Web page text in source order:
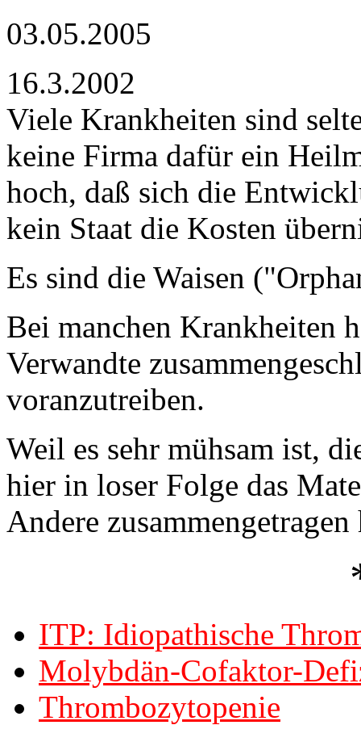
03.05.2005
16.3.2002
Viele Krankheiten sind
keine Firma dafür ein
hoch, daß sich die
kein Staat die Kosten
Es sind die Waisen
Bei manchen Krankheiten
Verwandte
voranzutreiben.
Weil es sehr mühsam ist,
hier in loser Folge das
Andere zusammengetragen
ITP: Idiopathische
Molybdän-Cofaktor-
Thrombozytopenie